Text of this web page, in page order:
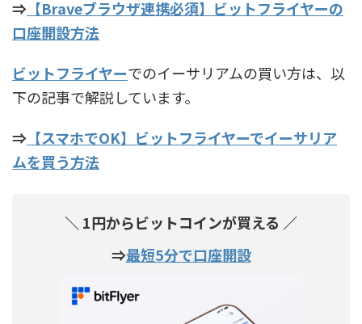
⇒ 【Braveブラウザ連携必須】ビットフライヤーの
口座開設方法
ビットフライヤーでのイーサリアムの買い方は、以
下の記事で解説しています。
⇒ 【スマホでOK】ビットフライヤーでイーサリア
ムを買う方法
＼ 1円からビットコインが買える ／
⇒最短5分で口座開設